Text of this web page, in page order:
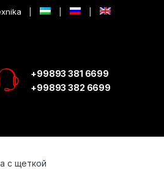
+99893 381 6699
+99893 382 6699
с щеткой